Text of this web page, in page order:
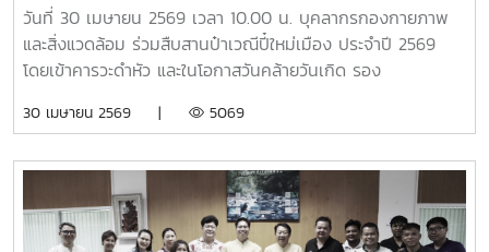
แวดล้อมของมหาวิทยาลัยแม่โจ้
วันที่ 30 เมษายน 2569 เวลา 10.00 น. บุคลากรกองกายภาพ
และสิ่งแวดล้อม ร่วมสืบสานป๋าเวณีปี๋ใหม่เมือง ประจำปี 2569
โดยเข้าคารวะดำหัว และในโอกาสวันคล้ายวันเกิด รอง
ณ บ้านเอื้องไพลิน
30 เมษายน 2569 | 5069